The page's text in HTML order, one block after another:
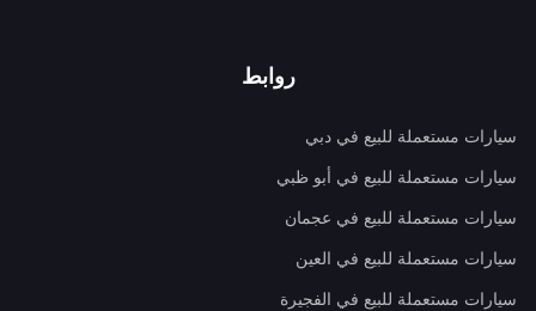
روابط
سيارات مستعملة للبيع في دبي
سيارات مستعملة للبيع في أبو ظبي
سيارات مستعملة للبيع في عجمان
سيارات مستعملة للبيع في العين
سيارات مستعملة للبيع في الفجيرة